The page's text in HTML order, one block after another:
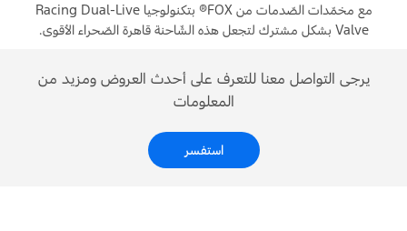
مع مخمّدات الصّدمات من FOX® بتكنولوجيا Racing Dual-Live
Valve بشكل مشترك لتجعل هذه الشّاحنة قاهرة الصّحراء الأقوى.
يرجى التواصل معنا للتعرف على أحدث العروض ومزيد من
المعلومات
استفسر